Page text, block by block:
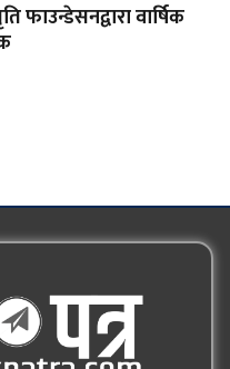
फाउन्डेसनद्वारा वार्षिक